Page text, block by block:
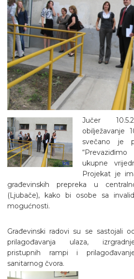
Jučer
obilježavanje
svečano je
ukupne
Projekat je
građevinskih prepreka u
(Ljubače), kako bi osobe sa
mogućnosti.
Građevinski radovi su se sastojali od
prilagođavanja ulaza,
pristupnih rampi i
sanitarnog čvora.